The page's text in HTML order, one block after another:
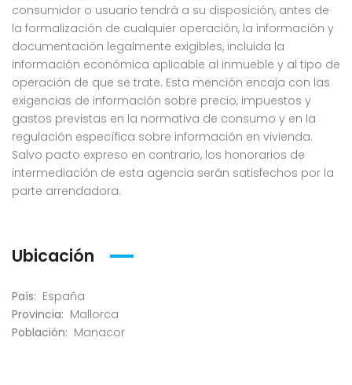
consumidor o usuario tendrá a su disposición, antes de
la formalización de cualquier operación, la información y
documentación legalmente exigibles, incluida la
información económica aplicable al inmueble y al tipo de
operación de que se trate. Esta mención encaja con las
exigencias de información sobre precio, impuestos y
gastos previstas en la normativa de consumo y en la
regulación específica sobre información en vivienda.
Salvo pacto expreso en contrario, los honorarios de
intermediación de esta agencia serán satisfechos por la
parte arrendadora.
Ubicación
País: España
Provincia: Mallorca
Población: Manacor